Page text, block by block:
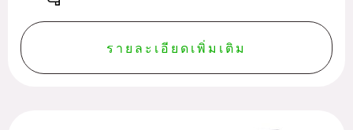
รายละเอียดเพิ่มเติม